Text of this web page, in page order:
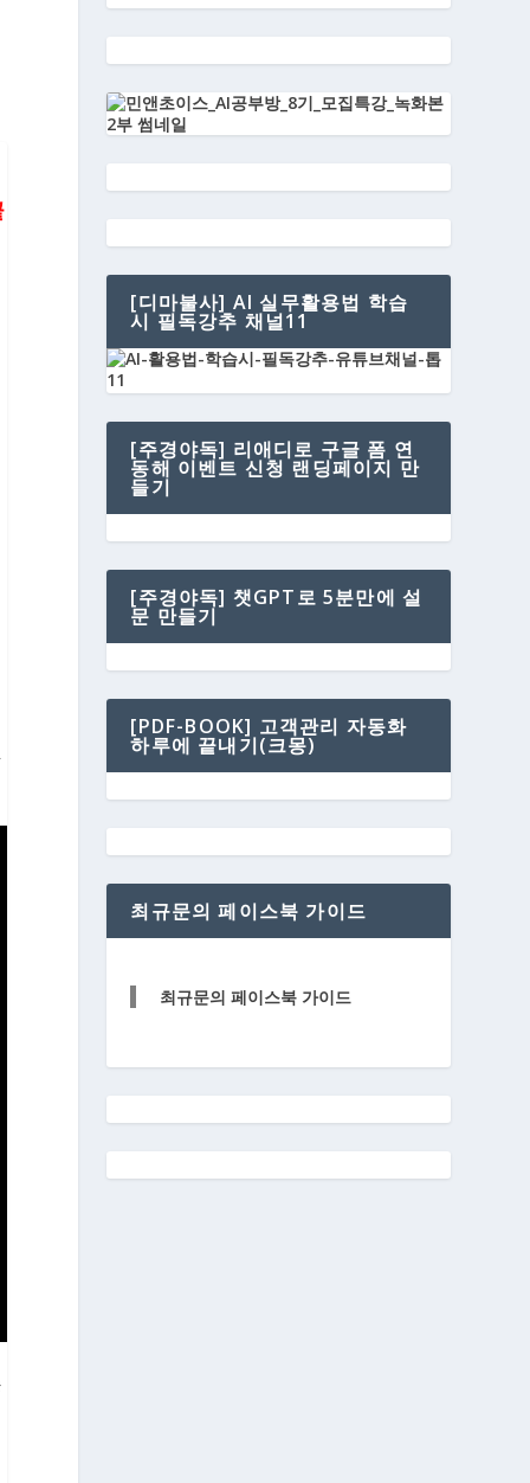
[디마불사] AI 실무활용법 학습
시 필독강추 채널11
[주경야독] 리애디로 구글 폼 연
동해 이벤트 신청 랜딩페이지 만
들기
[주경야독] 챗GPT로 5분만에 설
문 만들기
[PDF-BOOK] 고객관리 자동화
하루에 끝내기(크몽)
최규문의 페이스북 가이드
최규문의 페이스북 가이드